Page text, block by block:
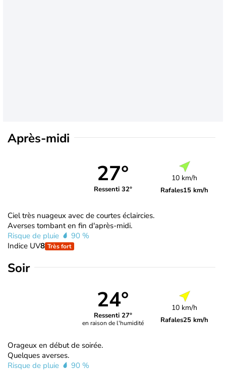
Après-midi
27°
Ressenti 32°
10 km/h
Rafales15 km/h
Ciel très nuageux avec de courtes éclaircies.
Averses tombant en fin d'après-midi.
Risque de pluie
90 %
Indice UV8 Très fort
Soir
24°
Ressenti 27°
en raison de l'humidité
10 km/h
Rafales25 km/h
Orageux en début de soirée.
Quelques averses.
Risque de pluie
90 %